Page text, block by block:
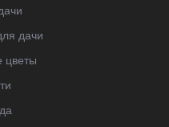
дачи
цветы